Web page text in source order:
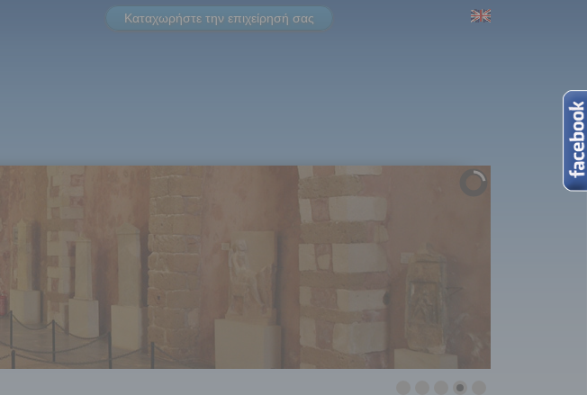
Καταχωρήστε την επιχείρησή σας